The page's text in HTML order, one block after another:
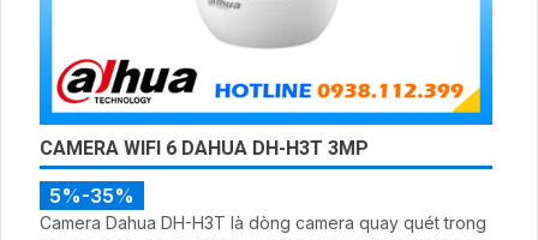
CAMERA WIFI 6 DAHUA DH-H3T 3MP
5%-35%
Camera Dahua DH-H3T là dòng camera quay quét trong